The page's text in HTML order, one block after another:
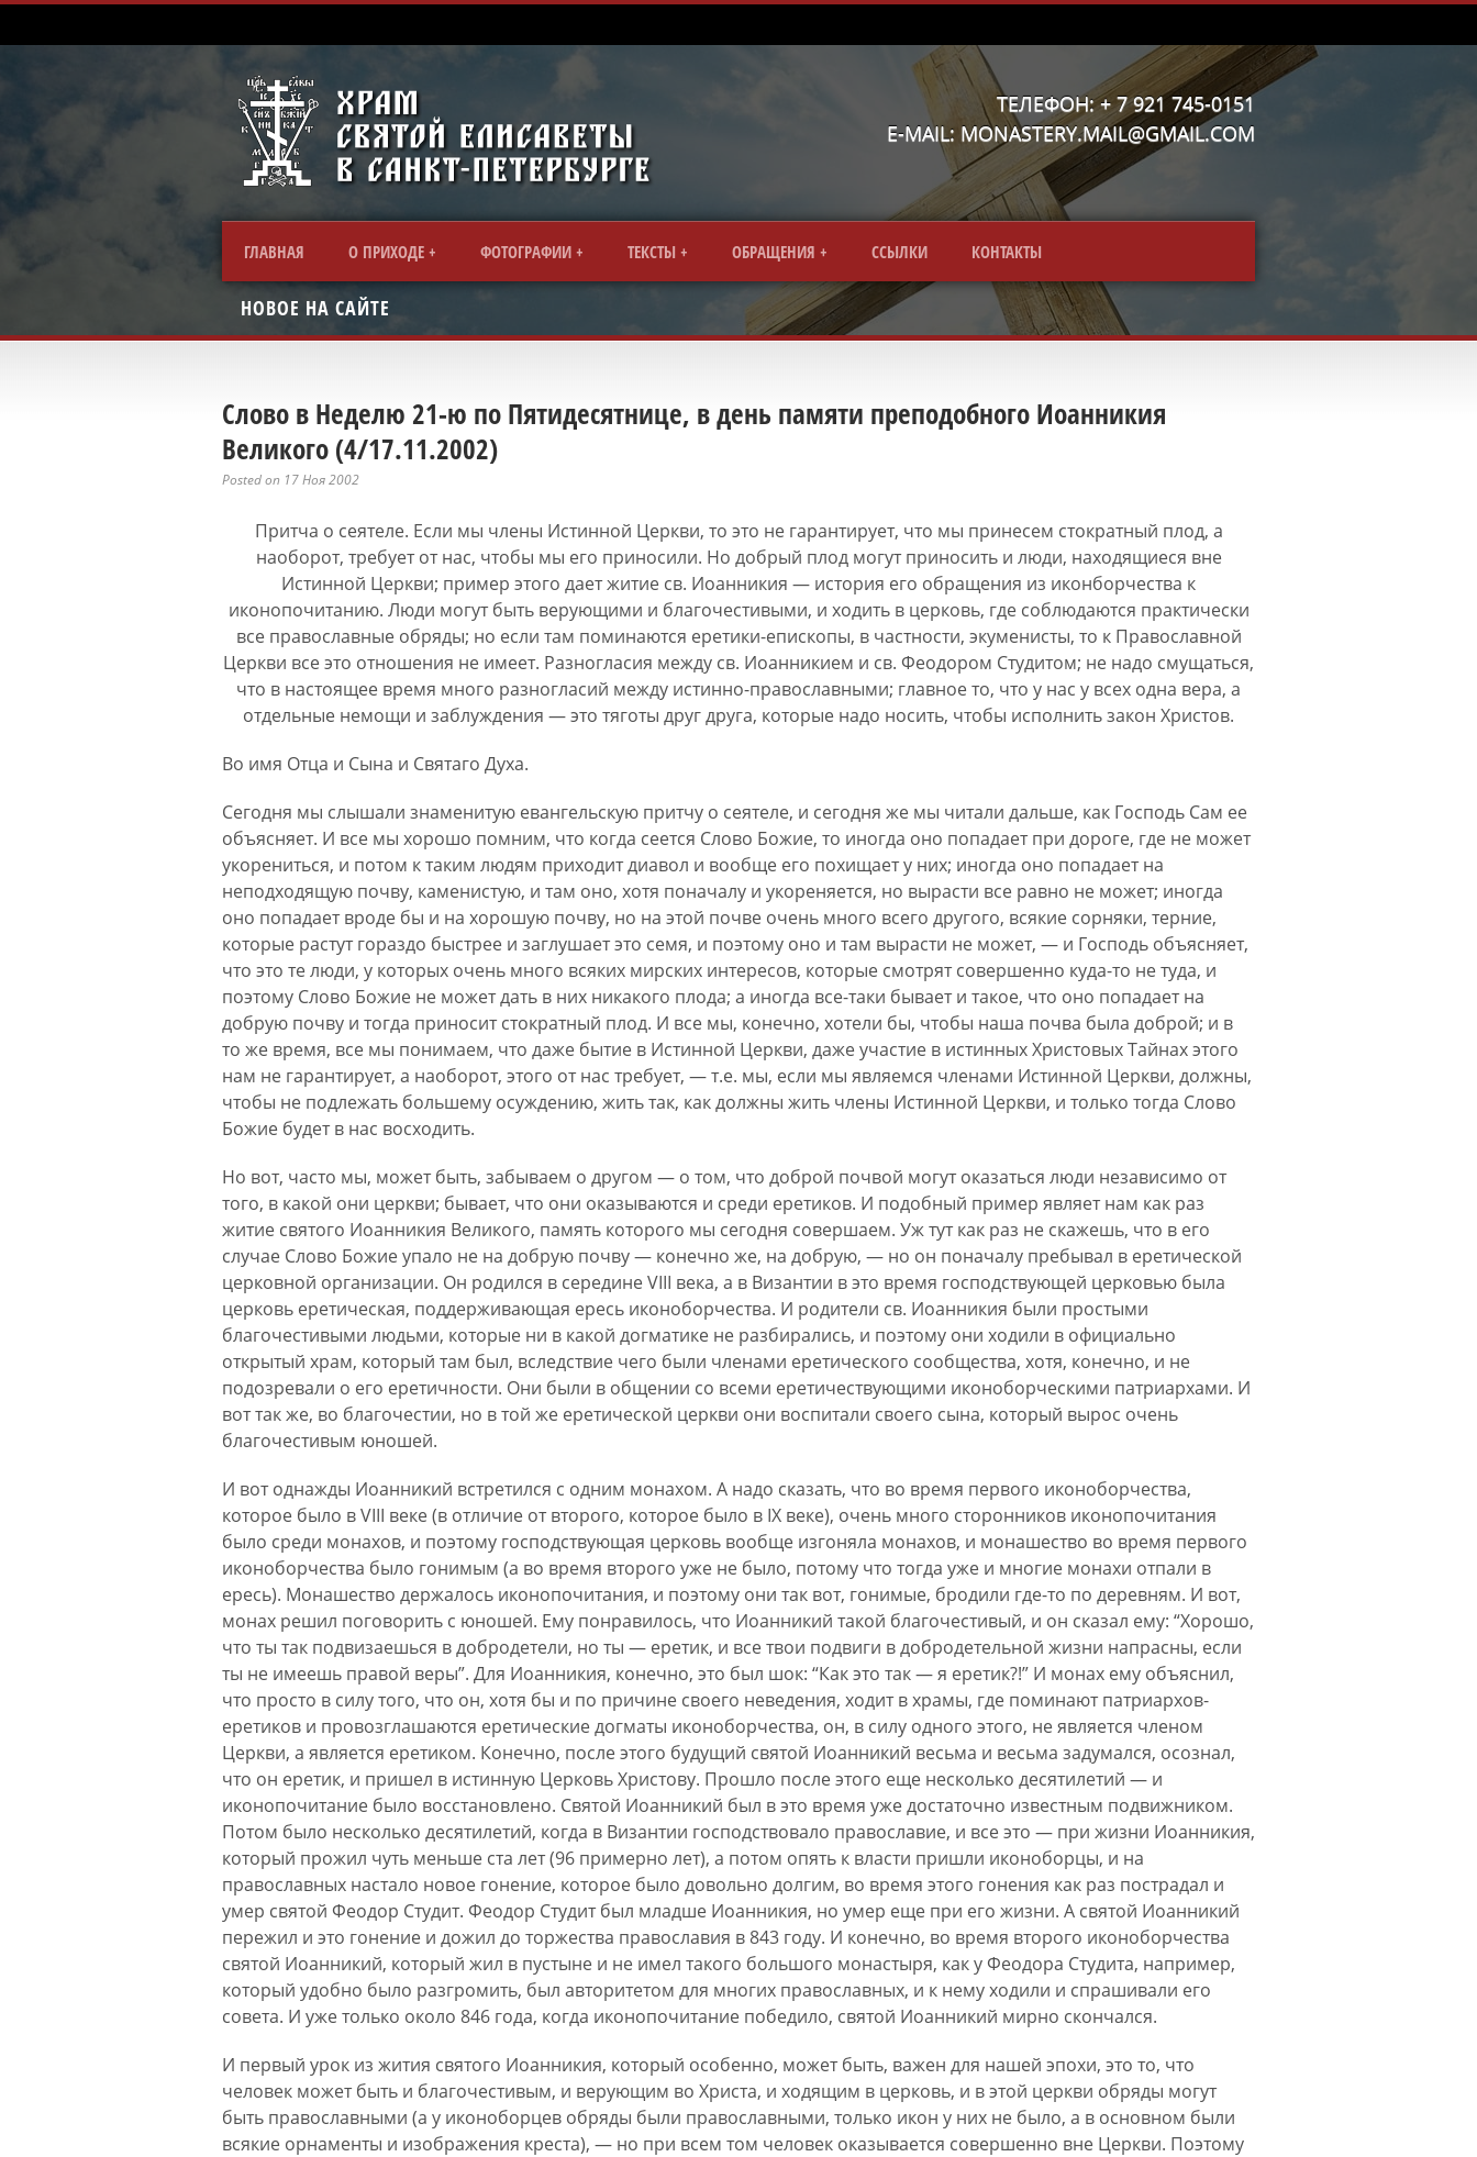
ТЕЛЕФОН: + 7 921 745-0151
E-MAIL: MONASTERY.MAIL@GMAIL.COM
ГЛАВНАЯ О ПРИХОДЕ ФОТОГРАФИИ ТЕКСТЫ ОБРАЩЕНИЯ CСЫЛКИ КОНТАКТЫ
НОВОЕ НА САЙТЕ
Слово в Неделю 21-ю по Пятидесятнице, в день памяти преподобного Иоанникия
Великого (4/17.11.2002)
Posted on 17 Ноя 2002
Притча о сеятеле. Если мы члены Истинной Церкви, то это не гарантирует, что мы принесем стократный плод, а
наоборот, требует от нас, чтобы мы его приносили. Но добрый плод могут приносить и люди, находящиеся вне
Истинной Церкви; пример этого дает житие св. Иоанникия — история его обращения из иконборчества к
иконопочитанию. Люди могут быть верующими и благочестивыми, и ходить в церковь, где соблюдаются практически
все православные обряды; но если там поминаются еретики-епископы, в частности, экуменисты, то к Православной
Церкви все это отношения не имеет. Разногласия между св. Иоанникием и св. Феодором Студитом; не надо смущаться,
что в настоящее время много разногласий между истинно-православными; главное то, что у нас у всех одна вера, а
отдельные немощи и заблуждения — это тяготы друг друга, которые надо носить, чтобы исполнить закон Христов.
Во имя Отца и Сына и Святаго Духа.
Сегодня мы слышали знаменитую евангельскую притчу о сеятеле, и сегодня же мы читали дальше, как Господь Сам ее
объясняет. И все мы хорошо помним, что когда сеется Слово Божие, то иногда оно попадает при дороге, где не может
укорениться, и потом к таким людям приходит диавол и вообще его похищает у них; иногда оно попадает на
неподходящую почву, каменистую, и там оно, хотя поначалу и укореняется, но вырасти все равно не может; иногда
оно попадает вроде бы и на хорошую почву, но на этой почве очень много всего другого, всякие сорняки, терние,
которые растут гораздо быстрее и заглушает это семя, и поэтому оно и там вырасти не может, — и Господь объясняет,
что это те люди, у которых очень много всяких мирских интересов, которые смотрят совершенно куда-то не туда, и
поэтому Слово Божие не может дать в них никакого плода; а иногда все-таки бывает и такое, что оно попадает на
добрую почву и тогда приносит стократный плод. И все мы, конечно, хотели бы, чтобы наша почва была доброй; и в
то же время, все мы понимаем, что даже бытие в Истинной Церкви, даже участие в истинных Христовых Тайнах этого
нам не гарантирует, а наоборот, этого от нас требует, — т.е. мы, если мы являемся членами Истинной Церкви, должны,
чтобы не подлежать большему осуждению, жить так, как должны жить члены Истинной Церкви, и только тогда Слово
Божие будет в нас восходить.
Но вот, часто мы, может быть, забываем о другом — о том, что доброй почвой могут оказаться люди независимо от
того, в какой они церкви; бывает, что они оказываются и среди еретиков. И подобный пример являет нам как раз
житие святого Иоанникия Великого, память которого мы сегодня совершаем. Уж тут как раз не скажешь, что в его
случае Слово Божие упало не на добрую почву — конечно же, на добрую, — но он поначалу пребывал в еретической
церковной организации. Он родился в середине VIII века, а в Византии в это время господствующей церковью была
церковь еретическая, поддерживающая ересь иконоборчества. И родители св. Иоанникия были простыми
благочестивыми людьми, которые ни в какой догматике не разбирались, и поэтому они ходили в официально
открытый храм, который там был, вследствие чего были членами еретического сообщества, хотя, конечно, и не
подозревали о его еретичности. Они были в общении со всеми еретичествующими иконоборческими патриархами. И
вот так же, во благочестии, но в той же еретической церкви они воспитали своего сына, который вырос очень
благочестивым юношей.
И вот однажды Иоанникий встретился с одним монахом. А надо сказать, что во время первого иконоборчества,
которое было в VIII веке (в отличие от второго, которое было в IX веке), очень много сторонников иконопочитания
было среди монахов, и поэтому господствующая церковь вообще изгоняла монахов, и монашество во время первого
иконоборчества было гонимым (а во время второго уже не было, потому что тогда уже и многие монахи отпали в
ересь). Монашество держалось иконопочитания, и поэтому они так вот, гонимые, бродили где-то по деревням. И вот,
монах решил поговорить с юношей. Ему понравилось, что Иоанникий такой благочестивый, и он сказал ему: “Хорошо,
что ты так подвизаешься в добродетели, но ты — еретик, и все твои подвиги в добродетельной жизни напрасны, если
ты не имеешь правой веры”. Для Иоанникия, конечно, это был шок: “Как это так — я еретик?!” И монах ему объяснил,
что просто в силу того, что он, хотя бы и по причине своего неведения, ходит в храмы, где поминают патриархов-
еретиков и провозглашаются еретические догматы иконоборчества, он, в силу одного этого, не является членом
Церкви, а является еретиком. Конечно, после этого будущий святой Иоанникий весьма и весьма задумался, осознал,
что он еретик, и пришел в истинную Церковь Христову. Прошло после этого еще несколько десятилетий — и
иконопочитание было восстановлено. Святой Иоанникий был в это время уже достаточно известным подвижником.
Потом было несколько десятилетий, когда в Византии господствовало православие, и все это — при жизни Иоанникия,
который прожил чуть меньше ста лет (96 примерно лет), а потом опять к власти пришли иконоборцы, и на
православных настало новое гонение, которое было довольно долгим, во время этого гонения как раз пострадал и
умер святой Феодор Студит. Феодор Студит был младше Иоанникия, но умер еще при его жизни. А святой Иоанникий
пережил и это гонение и дожил до торжества православия в 843 году. И конечно, во время второго иконоборчества
святой Иоанникий, который жил в пустыне и не имел такого большого монастыря, как у Феодора Студита, например,
который удобно было разгромить, был авторитетом для многих православных, и к нему ходили и спрашивали его
совета. И уже только около 846 года, когда иконопочитание победило, святой Иоанникий мирно скончался.
И первый урок из жития святого Иоанникия, который особенно, может быть, важен для нашей эпохи, это то, что
человек может быть и благочестивым, и верующим во Христа, и ходящим в церковь, и в этой церкви обряды могут
быть православными (а у иконоборцев обряды были православными, только икон у них не было, а в основном были
всякие орнаменты и изображения креста), — но при всем том человек оказывается совершенно вне Церкви. Поэтому